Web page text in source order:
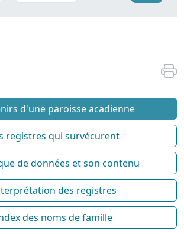
d'une paroisse acadienne
registres qui survécurent
de données et son contenu
des registres
des noms de famille